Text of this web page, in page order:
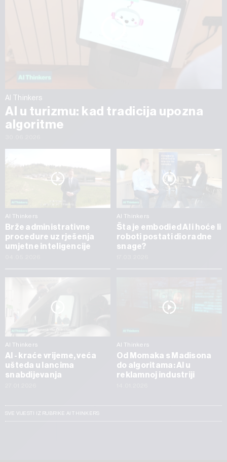
AI Thinkers
AI u turizmu: kad tradicija upozna
algoritme
AI Thinkers
Brže administrativne
procedure uz rješenja
umjetne inteligencije
AI Thinkers
Šta je embodied AI i hoće li
roboti postati dio radne
snage?
AI Thinkers
AI - kraće vrijeme, veća
ušteda u lancima
snabdijevanja
AI Thinkers
Od Momaka s Madisona
do algoritama: AI u
reklamnoj industriji
SVE VIJESTI IZ RUBRIKE AI THINKERS